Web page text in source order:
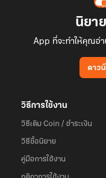
นิยา
App ที่จะทำให้คุณอ่
ดาว
วิธีการใช้งาน
วิธีเติม Coin / ชำระเงิน
วิธีซื้อนิยาย
คู่มือการใช้งาน